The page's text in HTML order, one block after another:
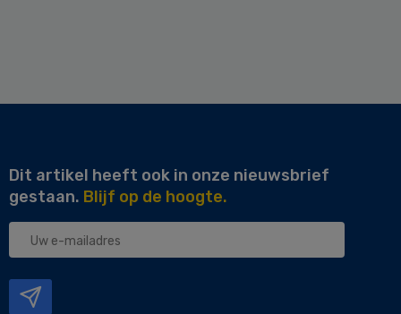
Dit artikel heeft ook in onze nieuwsbrief
gestaan. Blijf op de hoogte.
Uw